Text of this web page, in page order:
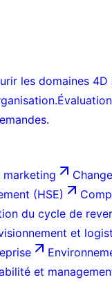
les domaines
marketing
(HSE)
du cycle de
et
et